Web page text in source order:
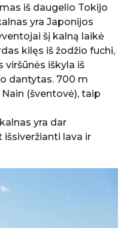
iš daugelio Tokijo
yra Japonijos
šį kalną laikė
kilęs iš žodžio fuchi,
viršūnės iškyla iš
dantytas. 700 m
(šventovė), taip
yra dar
išsiveržianti lava ir